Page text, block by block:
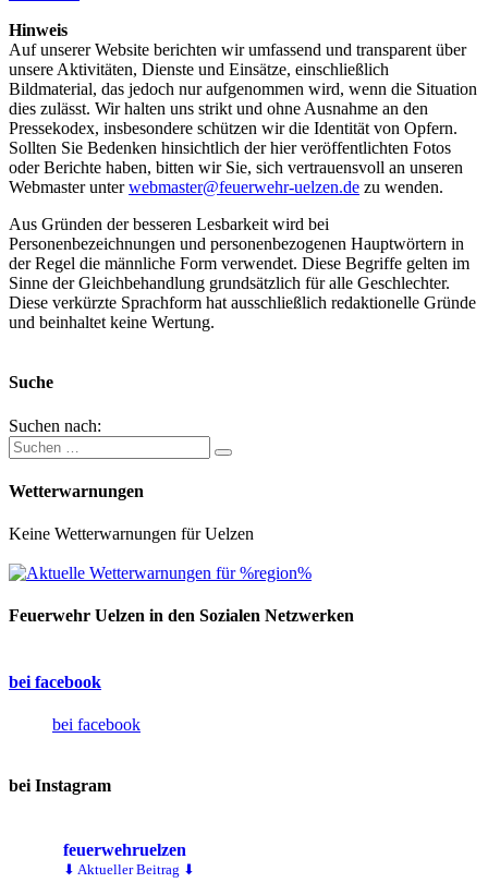
Hinweis
Auf unserer Website berichten wir umfassend und transparent über
unsere Aktivitäten, Dienste und Einsätze, einschließlich
Bildmaterial, das jedoch nur aufgenommen wird, wenn die Situation
dies zulässt. Wir halten uns strikt und ohne Ausnahme an den
Pressekodex, insbesondere schützen wir die Identität von Opfern.
Sollten Sie Bedenken hinsichtlich der hier veröffentlichten Fotos
oder Berichte haben, bitten wir Sie, sich vertrauensvoll an unseren
Webmaster unterwebmaster@feuerwehr-uelzen.de zu wenden.
Aus Gründen der besseren Lesbarkeit wird bei
Personenbezeichnungen und personenbezogenen Hauptwörtern in
der Regel die männliche Form verwendet. Diese Begriffe gelten im
Sinne der Gleichbehandlung grundsätzlich für alle Geschlechter.
Diese verkürzte Sprachform hat ausschließlich redaktionelle Gründe
und beinhaltet keine Wertung.
Suche
Suchen nach:
Wetterwarnungen
Keine Wetterwarnungen für Uelzen
Feuerwehr Uelzen in den Sozialen Netzwerken
bei facebook
bei facebook
bei Instagram
feuerwehruelzen
⬇ Aktueller Beitrag ⬇